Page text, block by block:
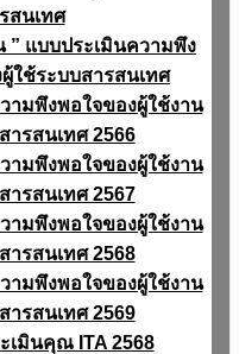
สนเทศ
” แบบประเมินความพึง
ใช้ระบบสารสนเทศ
ามพึงพอใจของผู้ใช้งาน
ารสนเทศ 2566
ามพึงพอใจของผู้ใช้งาน
ารสนเทศ 2567
ามพึงพอใจของผู้ใช้งาน
ารสนเทศ 2568
ามพึงพอใจของผู้ใช้งาน
ารสนเทศ 2569
เมินคุณ ITA 2568